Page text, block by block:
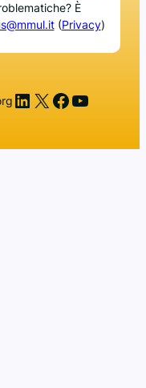
È
(Privacy)
LinkedIn
X Facebook